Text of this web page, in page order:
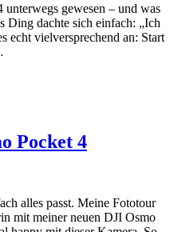
gewesen – und was
Ding dachte sich einfach: „Ich
echt vielversprechend an: Start
Pocket 4
alles passt. Meine Fototour
mit meiner neuen DJI Osmo